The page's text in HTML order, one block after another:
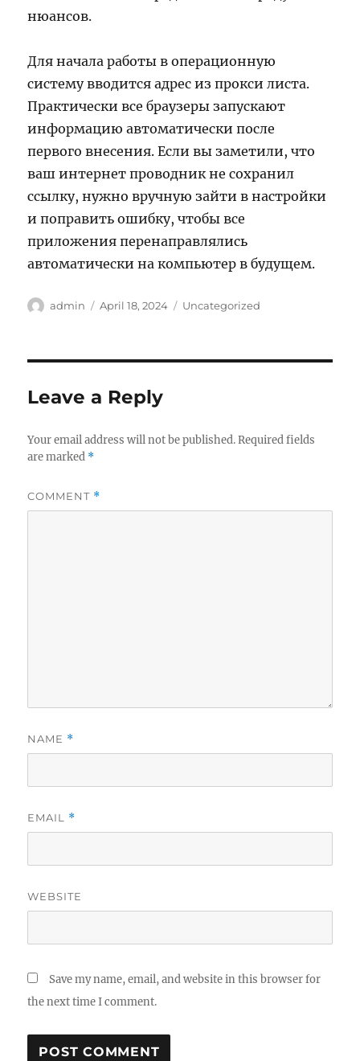
нюансов.
Для начала работы в операционную
систему вводится адрес из прокси листа.
Практически все браузеры запускают
информацию автоматически после
первого внесения. Если вы заметили, что
ваш интернет проводник не сохранил
ссылку, нужно вручную зайти в настройки
и поправить ошибку, чтобы все
приложения перенаправлялись
автоматически на компьютер в будущем.
Author
admin
Posted
April 18, 2024 Categories
Uncategorized
Leave a Reply
Your email address will not be published. Required fields
are marked *
COMMENT *
NAME *
EMAIL *
WEBSITE
Save my name, email, and website in this browser for
the next time I comment.